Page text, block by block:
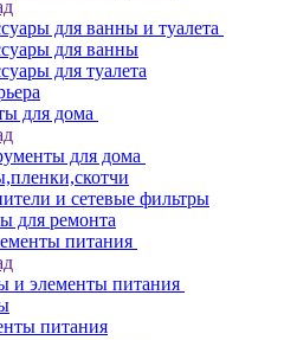
для ванны и туалета
для ванны
для туалета
для дома
для дома
и сетевые фильтры
для ремонта
питания
и элементы питания
питания